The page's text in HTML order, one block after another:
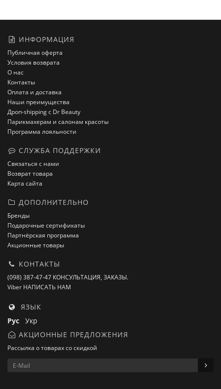
ИНФОРМАЦИЯ
Публичная оферта
Условия возврата
О нас
Контакты
Оплата и доставка
Наши преимущества
Дроп-shipping с Dr Beauty
Парикмахерам и салонам красоты
Программа лояльности
СЛУЖБА ПОДДЕРЖКИ
Связаться с нами
Возврат товара
Карта сайта
ДОПОЛНИТЕЛЬНО
Бренды
Подарочные сертификаты
Партнёрская программа
Акционные товары
КОНТАКТЫ
(098) 387-47-47 КОНСУЛЬТАЦИЯ, ЗАКАЗЫ.
Viber НАПИСАТЬ НАМ
ЯЗЫК
Рус Укр
АКЦИОННЫЕ ПРЕДЛОЖЕНИЯ
Рассылка о товарах со скидкой